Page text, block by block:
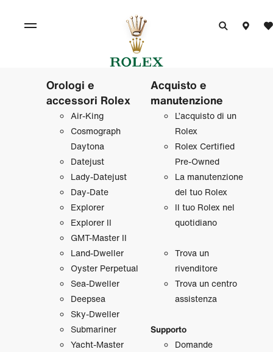
Orologi e
accessori Rolex
Air‑King
Cosmograph
Daytona
Datejust
Lady‑Datejust
Day‑Date
Explorer
Explorer II
GMT‑Master II
Land‑Dweller
Oyster Perpetual
Sea‑Dweller
Deepsea
Sky‑Dweller
Submariner
Yacht‑Master
Acquisto e
manutenzione
L’acquisto di un
Rolex
Rolex Certified
Pre‑Owned
La manutenzione
del tuo Rolex
Il tuo Rolex nel
quotidiano
Trova un
rivenditore
Trova un centro
assistenza
Supporto
Domande